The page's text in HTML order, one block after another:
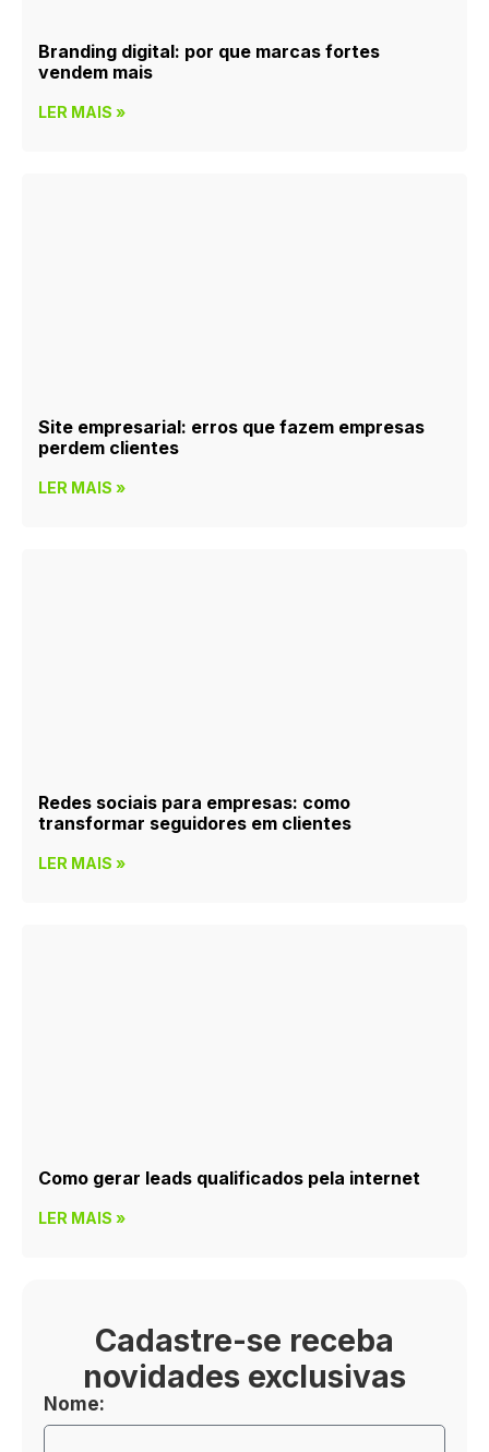
Branding digital: por que marcas fortes
vendem mais
LER MAIS »
Site empresarial: erros que fazem empresas
perdem clientes
LER MAIS »
Redes sociais para empresas: como
transformar seguidores em clientes
LER MAIS »
Como gerar leads qualificados pela internet
LER MAIS »
Cadastre-se receba
novidades exclusivas
Nome: